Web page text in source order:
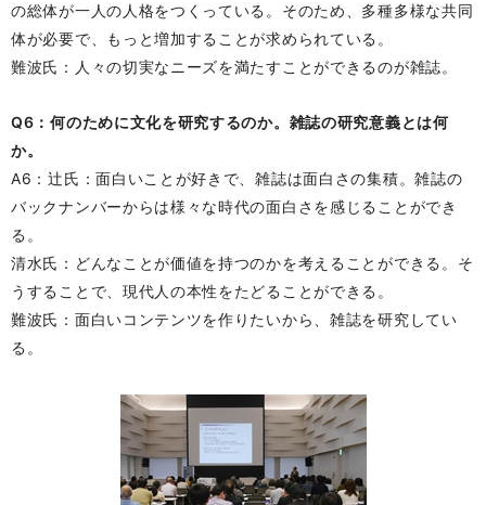
の総体が一人の人格をつくっている。そのため、多種多様な共同
体が必要で、もっと増加することが求められている。
難波氏：人々の切実なニーズを満たすことができるのが雑誌。
Q6：何のために文化を研究するのか。雑誌の研究意義とは何
か。
A6：辻氏：面白いことが好きで、雑誌は面白さの集積。雑誌の
バックナンバーからは様々な時代の面白さを感じることができ
る。
清水氏：どんなことが価値を持つのかを考えることができる。そ
うすることで、現代人の本性をたどることができる。
難波氏：面白いコンテンツを作りたいから、雑誌を研究してい
る。